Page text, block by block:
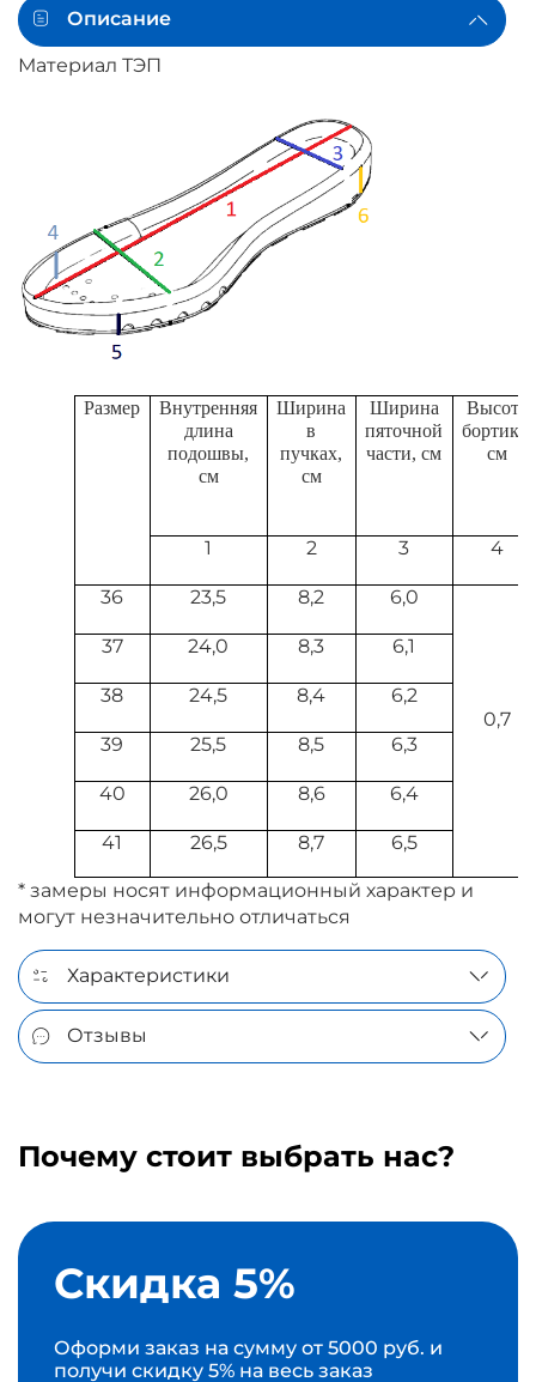
Описание
Материал ТЭП
Размер
Внутренняя
длина
подошвы,
см
Ширина
в
пучках,
см
Ширина
пяточной
части, см
Высота
бортика,
см
1 2 3 4
36 23,5 8,2 6,0
0,7
37 24,0 8,3 6,1
38 24,5 8,4 6,2
39 25,5 8,5 6,3
40 26,0 8,6 6,4
41 26,5 8,7 6,5
* замеры носят информационный характер и
могут незначительно отличаться
Характеристики
Отзывы
Почему стоит выбрать нас?
Скидка 5%
Оформи заказ на сумму от 5000 руб. и
получи скидку 5% на весь заказ